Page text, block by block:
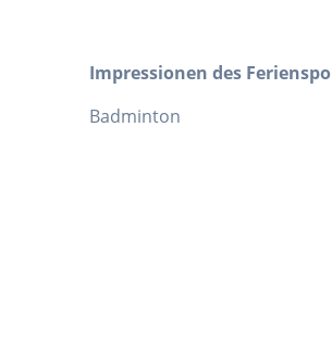
Impressionen des
Badminton